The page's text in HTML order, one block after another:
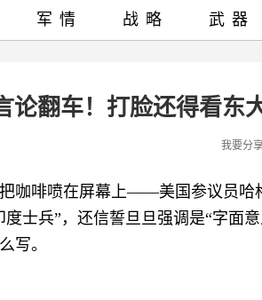
论翻车！打脸还得看东
我要分
咖啡喷在屏幕上——美国参议员哈
士兵”，还信誓旦旦强调是“字面
写。
军情 战略 武器